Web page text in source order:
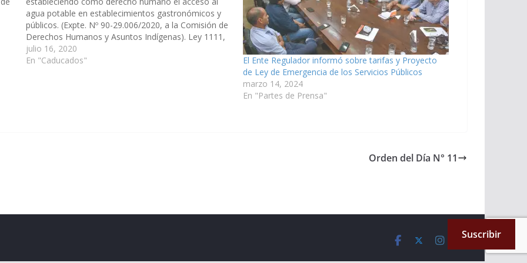
agua potable en establecimientos gastronómicos y
públicos. (Expte. Nº 90-29.006/2020, a la Comisión de
Derechos Humanos y Asuntos Indígenas). Ley 1111,
de fecha 03/03/2022. PROYECTO DE LEY EL
SENADO Y LA CÁMARA DE DIPUTADOS DE LA
julio 16, 2020
En "Caducados"
El Ente Regulador informó sobre tarifas y Proyecto
de Ley de Emergencia de los Servicios Públicos
marzo 14, 2024
En "Partes de Prensa"
Orden del Día N° 11
Suscribir